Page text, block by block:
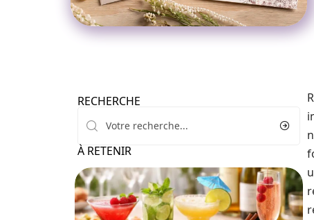
RECHERCHE
À RETENIR